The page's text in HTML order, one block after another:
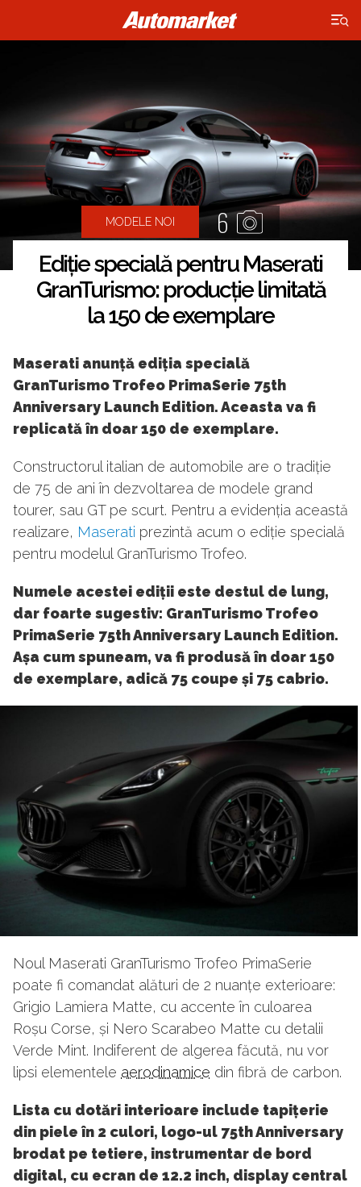
×
MODELE NOI 6
Ediție specială pentru Maserati
GranTurismo: producție limitată
la 150 de exemplare
Maserati anunță ediția specială
GranTurismo Trofeo PrimaSerie 75th
Anniversary Launch Edition. Aceasta va fi
replicată în doar 150 de exemplare.
Constructorul italian de automobile are o tradiție
de 75 de ani în dezvoltarea de modele grand
tourer, sau GT pe scurt. Pentru a evidenția această
realizare, Maserati prezintă acum o ediție specială
pentru modelul GranTurismo Trofeo.
Numele acestei ediții este destul de lung,
dar foarte sugestiv: GranTurismo Trofeo
PrimaSerie 75th Anniversary Launch Edition.
Așa cum spuneam, va fi produsă în doar 150
de exemplare, adică 75 coupe și 75 cabrio.
Noul Maserati GranTurismo Trofeo PrimaSerie
poate fi comandat alături de 2 nuanțe exterioare:
Grigio Lamiera Matte, cu accente în culoarea
Roșu Corse, și Nero Scarabeo Matte cu detalii
Verde Mint. Indiferent de algerea făcută, nu vor
lipsi elementele aerodinamice din fibră de carbon.
Lista cu dotări interioare include tapițerie
din piele în 2 culori, logo-ul 75th Anniversary
brodat pe tetiere, instrumentar de bord
digital, cu ecran de 12.2 inch, display central